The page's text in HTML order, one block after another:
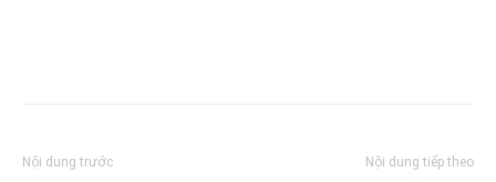
Nội dung trước Nội dung tiếp theo